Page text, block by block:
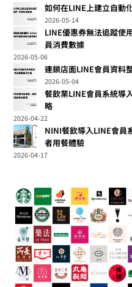
如何在LINE上建立自動
2026-05-14
LINE優惠券無法追蹤使
員消費數據
2026-05-06
連鎖店面LINE會員資料
2026-05-04
餐飲業LINE會員系統導
略
2026-04-22
NINI餐飲導入LINE會員
者用餐體驗
2026-04-17